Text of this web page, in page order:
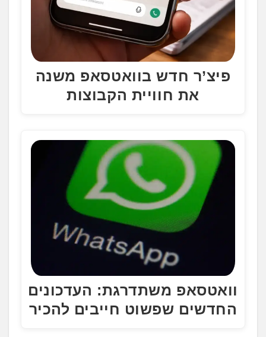
פיצ’ר חדש בוואטסאפ משנה
את חוויית הקבוצות
וואטסאפ משתדרגת: העדכונים
החדשים שפשוט חייבים להכיר